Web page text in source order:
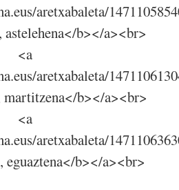
aretxabaleta/
b></a><br>
<a
aretxabaleta/
b></a><br>
<a
aretxabaleta/
eguaztena</b></a><br>